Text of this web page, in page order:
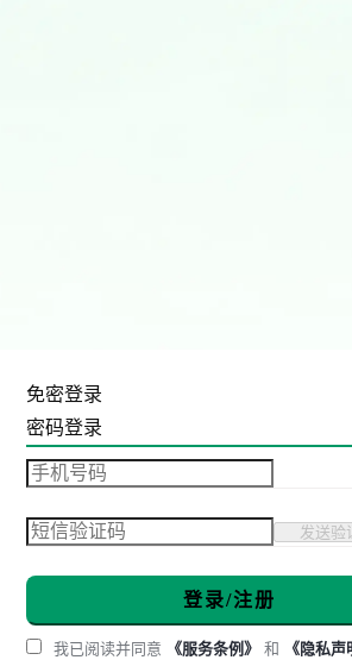
免密登录
密码登录
发送验
登录/注册
我已阅读并同意 《服务条例》 和 《隐私声